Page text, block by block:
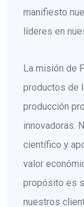
manifiesto
líderes en
La misión de
productos de
producción
innovadoras.
científico y
valor
propósito es
nuestros